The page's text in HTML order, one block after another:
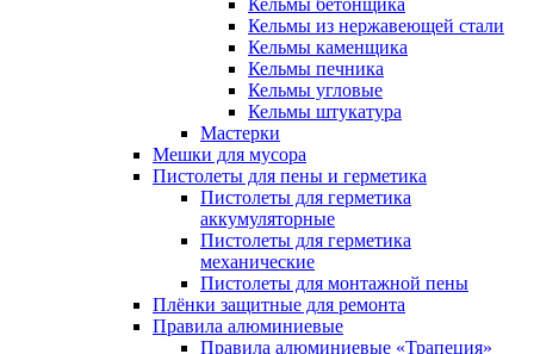
Кельмы бетонщика
Кельмы из нержавеющей стали
Кельмы каменщика
Кельмы печника
Кельмы угловые
Кельмы штукатура
Мастерки
Мешки для мусора
Пистолеты для пены и герметика
Пистолеты для герметика
аккумуляторные
Пистолеты для герметика
механические
Пистолеты для монтажной пены
Плёнки защитные для ремонта
Правила алюминиевые
Правила алюминиевые «Трапеция»